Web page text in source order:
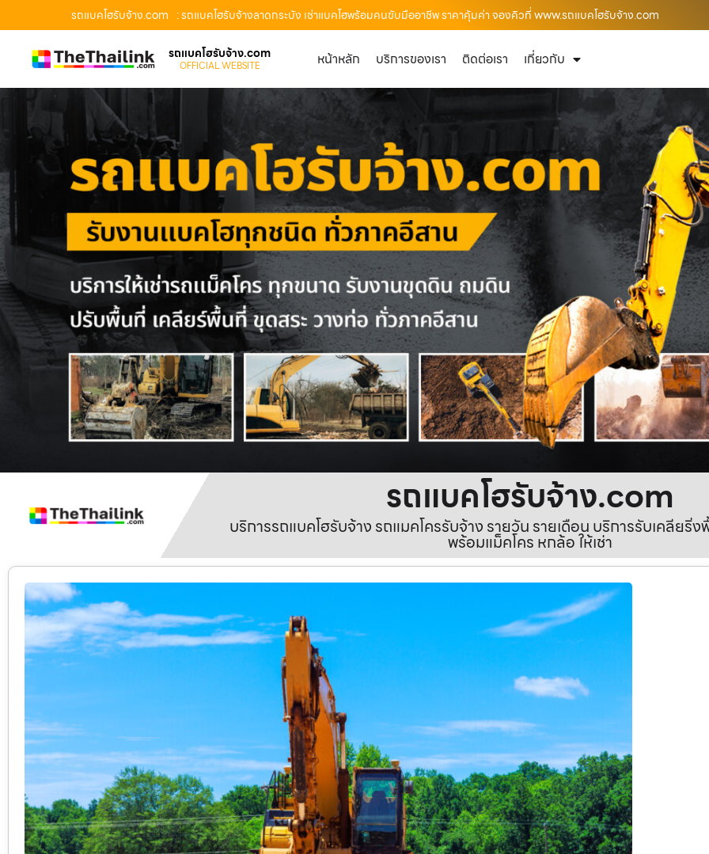
รถแบคโฮรับจ้าง.com : รถแบคโฮรับจ้างลาดกระบัง เช่าแบคโฮพร้อมคนขับมืออาชีพ ราคาคุ้มค่า จองคิวที่ www.รถแบคโฮรับจ้าง.com
รถแบคโฮรับจ้าง.com
OFFICIAL WEBSITE หน้าหลัก บริการของเรา ติดต่อเรา เกี่ยวกับ
รถแบคโฮรับจ้าง.com
บริการรถแบคโฮรับจ้าง รถแมคโครรับจ้าง รายวัน รายเดือน บริการรับเคลีย
พร้อมแม็คโคร หกล้อ ให้เช่า